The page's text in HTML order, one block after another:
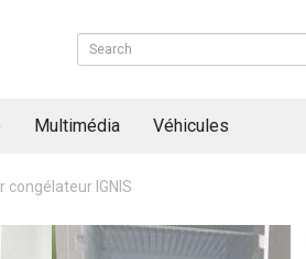
Multimédia Véhicules
IGNIS